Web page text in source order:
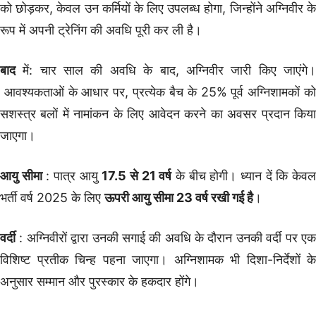
को छोड़कर, केवल उन कर्मियों के लिए उपलब्ध होगा, जिन्होंने अग्निवीर के
रूप में अपनी ट्रेनिंग की अवधि पूरी कर ली है।
बादमें: चार साल की अवधि के बाद, अग्निवीर जारी किए जाएंगे।
आवश्यकताओं के आधार पर, प्रत्येक बैच के 25% पूर्व अग्निशामकों को
सशस्त्र बलों में नामांकन के लिए आवेदन करने का अवसर प्रदान किया
जाएगा।
आयु सीमा: पात्र आयु 17.5 से 21 वर्षके बीच होगी। ध्यान दें कि केवल
भर्ती वर्ष 2025 के लिएऊपरी आयु सीमा 23 वर्ष रखी गई है।
वर्दी: अग्निवीरों द्वारा उनकी सगाई की अवधि के दौरान उनकी वर्दी पर एक
विशिष्ट प्रतीक चिन्ह पहना जाएगा। अग्निशामक भी दिशा-निर्देशों के
अनुसार सम्मान और पुरस्कार के हकदार होंगे।